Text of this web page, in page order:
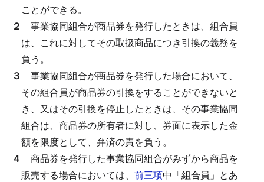
ことができる。
２ 事業協同組合が商品券を発行したときは、組合員
は、これに対してその取扱商品につき引換の義務を
負う。
３ 事業協同組合が商品券を発行した場合において、
その組合員が商品券の引換をすることができないと
き、又はその引換を停止したときは、その事業協同
組合は、商品券の所有者に対し、券面に表示した金
額を限度として、弁済の責を負う。
４ 商品券を発行した事業協同組合がみずから商品を
販売する場合においては、 前三項中「組合員」とあ